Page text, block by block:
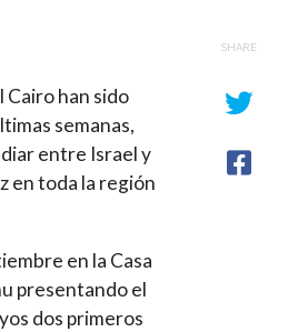
Cairo han sido
semanas,
entre Israel y
en toda la región
en la Casa
presentando el
dos primeros
SHARE